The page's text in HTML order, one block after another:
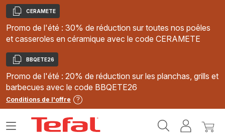
Copier
CERAMETE
Promo de l'été : 30% de réduction sur toutes nos poêles
et casseroles en céramique avec le code CERAMETE
Copier
BBQETE26
Promo de l'été : 20% de réduction sur les planchas, grills et
barbecues avec le code BBQETE26
Conditions de l'offre
MonMon
Ouvrir